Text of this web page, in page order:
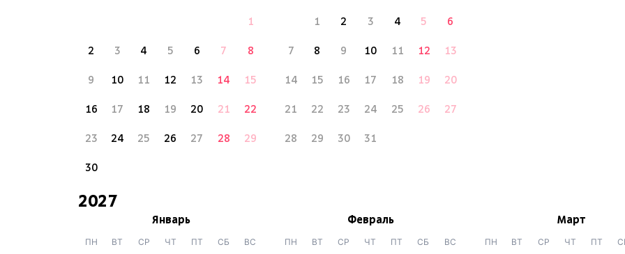
1
2 3 4 5 6 7 8
9 10 11 12 13 14 15
16 17 18 19 20 21 22
23 24 25 26 27 28 29
30
1 2 3 4 5 6
7 8 9 10 11 12 13
14 15 16 17 18 19 20
21 22 23 24 25 26 27
28 29 30 31
2027
Январь
ПН ВТ СР ЧТ ПТ СБ ВС
Февраль
ПН ВТ СР ЧТ ПТ СБ ВС
Март
ПН ВТ СР ЧТ ПТ